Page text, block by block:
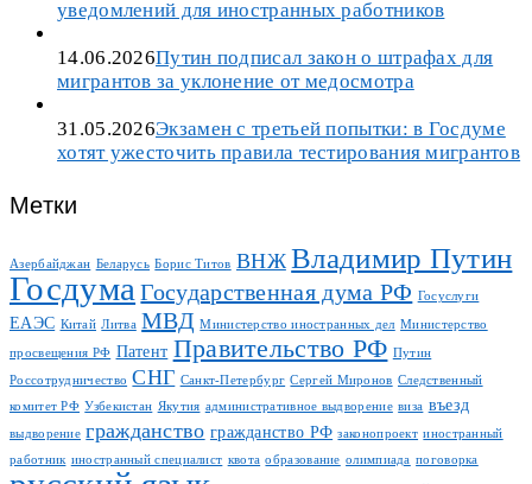
уведомлений для иностранных работников
14.06.2026Путин подписал закон о штрафах для
мигрантов за уклонение от медосмотра
31.05.2026Экзамен с третьей попытки: в Госдуме
хотят ужесточить правила тестирования мигрантов
Метки
Азербайджан Беларусь Борис Титов ВНЖ Владимир Путин
Госдума Государственная дума РФ Госуслуги
ЕАЭС Китай Литва МВД Министерство иностранных дел Министерство
просвещения РФ Патент Правительство РФ Путин
Россотрудничество СНГ Санкт-Петербург Сергей Миронов Следственный
комитет РФ Узбекистан Якутия административное выдворение виза въезд
выдворение гражданство гражданство РФ законопроект иностранный
работник иностранный специалист квота образование олимпиада поговорка